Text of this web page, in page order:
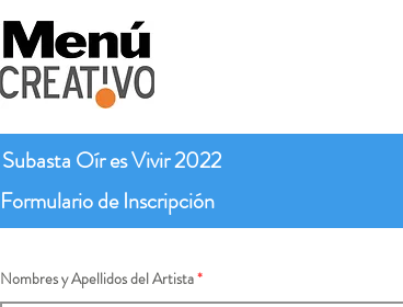
Subasta Oír es Vivir 2022
Formulario de Inscripción
Nombres y Apellidos del Artista